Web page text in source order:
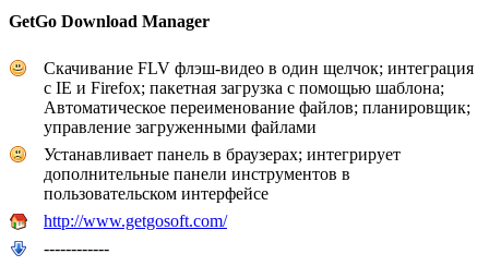
GetGo Download Manager
Скачивание FLV флэш-видео в один щелчок; интеграция
с IE и Firefox; пакетная загрузка с помощью шаблона;
Автоматическое переименование файлов; планировщик;
управление загруженными файлами
Устанавливает панель в браузерах; интегрирует
дополнительные панели инструментов в
пользовательском интерфейсе
http://www.getgosoft.com/
------------